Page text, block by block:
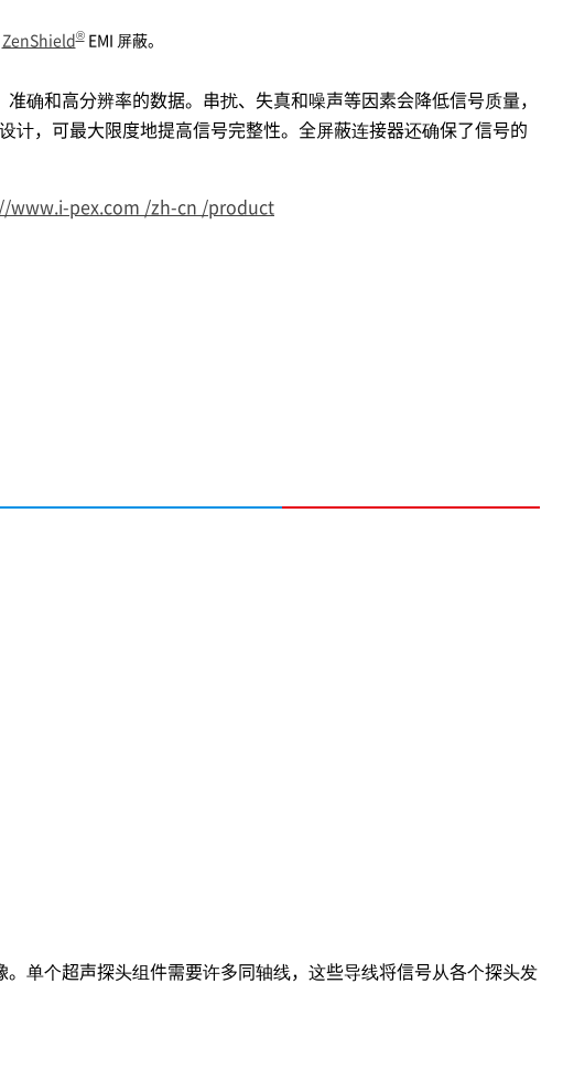
ZenShield®EMI 屏蔽。
确和高分辨率的数据。串扰、失真和噪声等因素会降低信号质量，
计，可最大限度地提高信号完整性。全屏蔽连接器还确保了信号的
www.i-pex.com /zh-cn /product
单个超声探头组件需要许多同轴线，这些导线将信号从各个探头发